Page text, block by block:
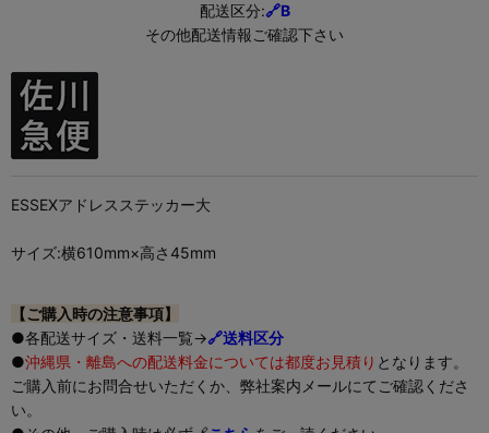
配送区分:🔗B
その他配送情報ご確認下さい
ESSEXアドレスステッカー大
サイズ:横610mm×高さ45mm
【ご購入時の注意事項】
●各配送サイズ・送料一覧→🔗送料区分
●沖縄県・離島への配送料金については都度お見積り となります。
ご購入前にお問合せいただくか、弊社案内メールにてご確認くださ
い。